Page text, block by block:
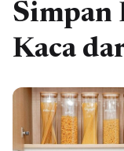
Simpan
Kaca